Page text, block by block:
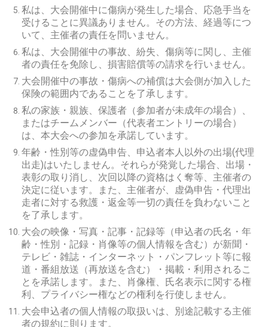
私は、大会開催中に傷病が発生した場合、応急手当を
受けることに異議ありません。その方法、経過等につ
いて、主催者の責任を問いません。
私は、大会開催中の事故、紛失、傷病等に関し、主催
者の責任を免除し、損害賠償等の請求を行いません。
大会開催中の事故・傷病への補償は大会側が加入した
保険の範囲内であることを了承します。
私の家族・親族、保護者（参加者が未成年の場合）、
またはチームメンバー（代表者エントリーの場合）
は、本大会への参加を承諾しています。
年齢・性別等の虚偽申告、申込者本人以外の出場(代理
出走)はいたしません。それらが発覚した場合、出場・
表彰の取り消し、次回以降の資格はく奪等、主催者の
決定に従います。また、主催者が、虚偽申告・代理出
走者に対する救護・返金等一切の責任を負わないこと
を了承します。
大会の映像・写真・記事・記録等（申込者の氏名・年
齢・性別・記録・肖像等の個人情報を含む）が新聞・
テレビ・雑誌・インターネット・パンフレット等に報
道・番組放送（再放送を含む）・掲載・利用されるこ
とを承諾します。また、肖像権、氏名表示に関する権
利、プライバシー権などの権利を行使しません。
大会申込者の個人情報の取扱いは、別途記載する主催
者の規約に則ります。